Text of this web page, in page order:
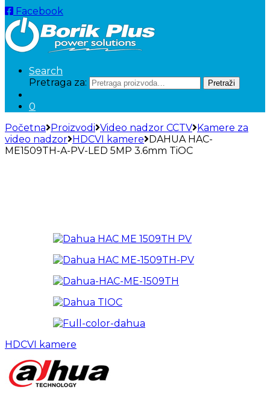
Facebook
Search
Pretraga za:
Pretraži
0
Početna Proizvodi Video nadzor CCTV Kamere za
video nadzor HDCVI kamere DAHUA HAC-
ME1509TH-A-PV-LED 5MP 3.6mm TiOC
HDCVI kamere